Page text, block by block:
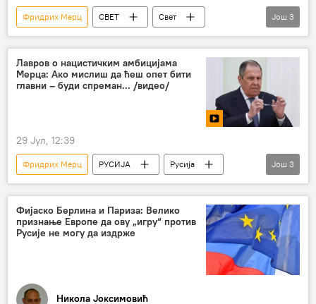
Фридрих Мерц СВЕТ
Свет
Немачка
критике Украјина
Још 3
Лавров о нацистичким амбицијама
Мерца: Ако мислиш да ћеш опет бити
главни – буди спреман... /видео/
29 Јул, 12:39
Фридрих Мерц РУСИЈА
Русија
Сергеј Лавров
Немачка Нацисти
Још 3
Фијаско Берлина и Париза: Велико
признање Европе да ову „игру“ против
Русије не могу да издрже
Никола Јоксимовић